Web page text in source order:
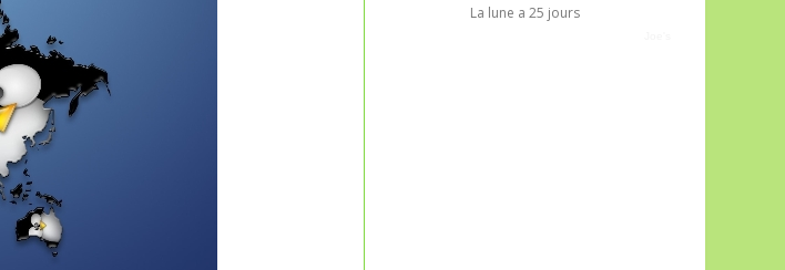
La lune a 25 jours